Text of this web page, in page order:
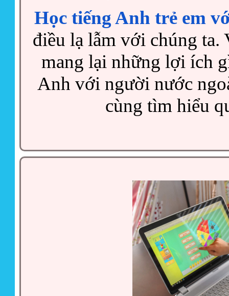
Học tiếng Anh trẻ em
điều lạ lẫm với chúng ta.
mang lại những lợi ích
Anh với người nước
cùng tìm hiểu